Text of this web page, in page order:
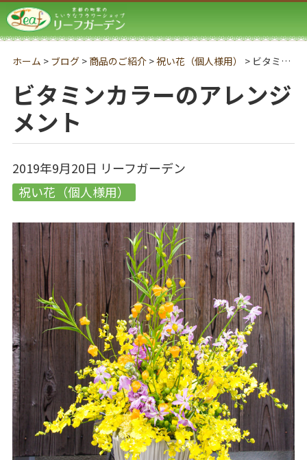
リーフガーデン
ホーム > ブログ > 商品のご紹介>祝い花（個人様用） > ビタミンカラーのアレンジメント
ビタミンカラーのアレンジ
メント
2019年9月20日 リーフガーデン
祝い花（個人様用）